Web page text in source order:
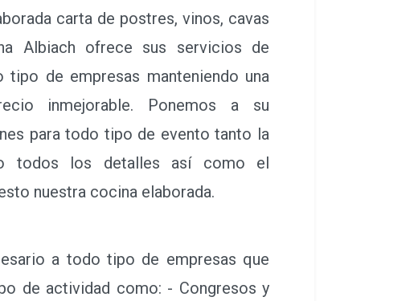
carta de postres, vinos, cavas
Albiach ofrece sus servicios de
tipo de empresas manteniendo una
inmejorable. Ponemos a su
para todo tipo de evento tanto la
todos los detalles así como el
nuestra cocina elaborada.
su gestión profesional y el
a todo tipo de empresas que